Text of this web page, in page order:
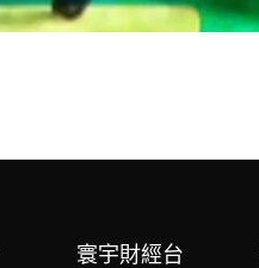
寰宇財經台